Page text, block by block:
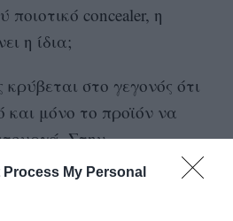
Process My Personal
concealer, η
η ίδια;
στο γεγονός ότι
και μόνο το προϊόν να
Στην
θα πρέπει να είναι
διαδικασία του μακιγιάζ